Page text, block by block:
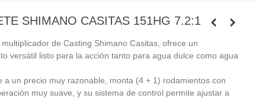
SHIMANO CASITAS 151HG 7.2:1
de Casting Shimano Casitas, ofrece un
versátil listo para la acción tanto para agua dulce como agua
a un precio muy razonable, monta (4 + 1) rodamientos con
muy suave, y su sistema de control permite ajustar a